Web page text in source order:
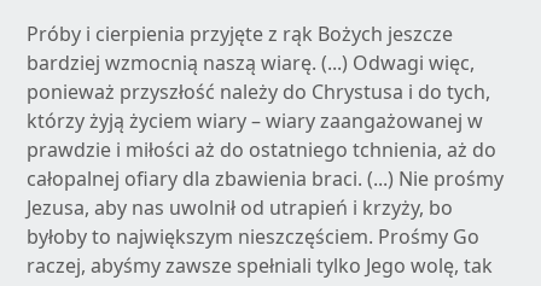
Próby i cierpienia przyjęte z rąk Bożych jeszcze
bardziej wzmocnią naszą wiarę. (...) Odwagi więc,
ponieważ przyszłość należy do Chrystusa i do tych,
którzy żyją życiem wiary – wiary zaangażowanej w
prawdzie i miłości aż do ostatniego tchnienia, aż do
całopalnej ofiary dla zbawienia braci. (...) Nie prośmy
Jezusa, aby nas uwolnił od utrapień i krzyży, bo
byłoby to największym nieszczęściem. Prośmy Go
raczej, abyśmy zawsze spełniali tylko Jego wolę, tak